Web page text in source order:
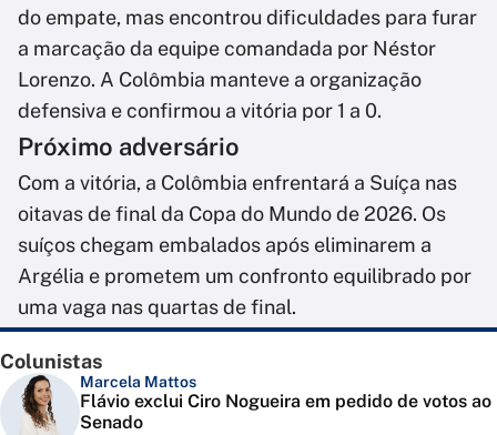
do empate, mas encontrou dificuldades para furar
a marcação da equipe comandada por Néstor
Lorenzo. A Colômbia manteve a organização
defensiva e confirmou a vitória por 1 a 0.
Próximo adversário
Com a vitória, a Colômbia enfrentará a Suíça nas
oitavas de final da Copa do Mundo de 2026. Os
suíços chegam embalados após eliminarem a
Argélia e prometem um confronto equilibrado por
uma vaga nas quartas de final.
Colunistas
Marcela Mattos
Flávio exclui Ciro Nogueira em pedido de votos ao
Senado